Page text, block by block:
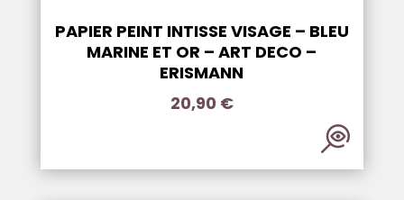
PAPIER PEINT INTISSE VISAGE – BLEU
MARINE ET OR – ART DECO –
ERISMANN
20,90 €